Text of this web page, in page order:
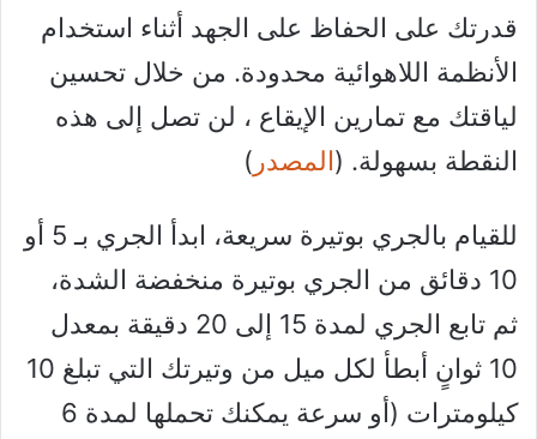
قدرتك على الحفاظ على الجهد أثناء استخدام
الأنظمة اللاهوائية محدودة. من خلال تحسين
لياقتك مع تمارين الإيقاع ، لن تصل إلى هذه
النقطة بسهولة. (المصدر )
للقيام بالجري بوتيرة سريعة، ابدأ الجري بـ 5 أو
10 دقائق من الجري بوتيرة منخفضة الشدة،
ثم تابع الجري لمدة 15 إلى 20 دقيقة بمعدل
10 ثوانٍ أبطأ لكل ميل من وتيرتك التي تبلغ 10
كيلومترات (أو سرعة يمكنك تحملها لمدة 6